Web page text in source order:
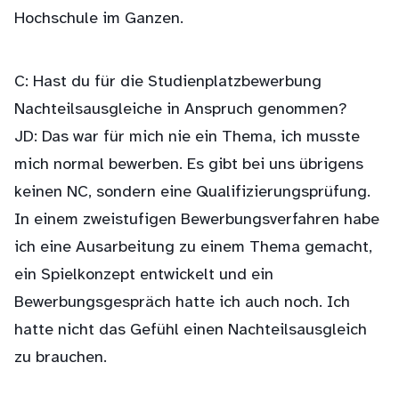
Hochschule im Ganzen.
C: Hast du für die Studienplatzbewerbung
Nachteilsausgleiche in Anspruch genommen?
JD: Das war für mich nie ein Thema, ich musste
mich normal bewerben. Es gibt bei uns übrigens
keinen NC, sondern eine Qualifizierungsprüfung.
In einem zweistufigen Bewerbungsverfahren habe
ich eine Ausarbeitung zu einem Thema gemacht,
ein Spielkonzept entwickelt und ein
Bewerbungsgespräch hatte ich auch noch. Ich
hatte nicht das Gefühl einen Nachteilsausgleich
zu brauchen.